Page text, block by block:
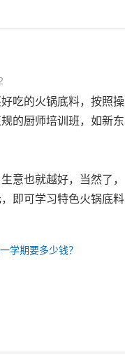
吃的火锅底料，按照操
的厨师培训班，如新东
意也就越好，当然了，
即可学习特色火锅底料
学期要多少钱？